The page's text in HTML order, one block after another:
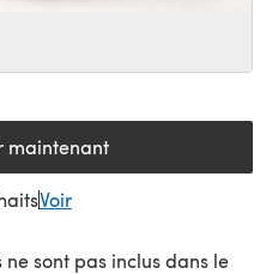
maintenant
(s'ouvre dans un nouvel
Voir
sont pas inclus dans le